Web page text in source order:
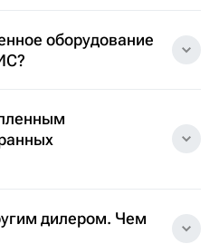
оборудование
дилером. Чем